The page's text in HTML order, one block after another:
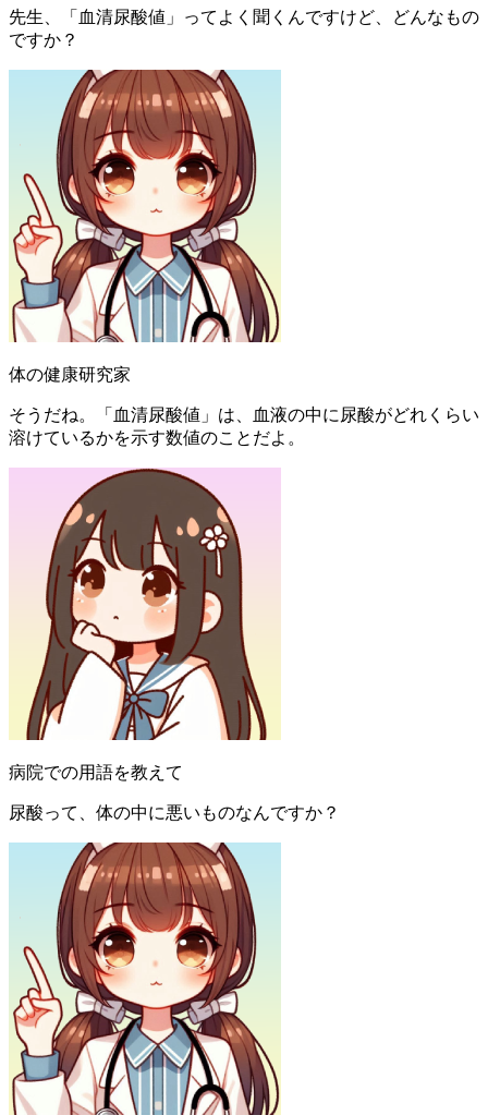
先生、「血清尿酸値」ってよく聞くんですけど、どんなもの
ですか？
体の健康研究家
そうだね。「血清尿酸値」は、血液の中に尿酸がどれくらい
溶けているかを示す数値のことだよ。
病院での用語を教えて
尿酸って、体の中に悪いものなんですか？